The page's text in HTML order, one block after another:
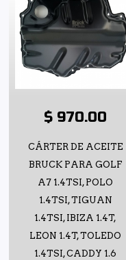
$ 970.00
CÁRTER DE ACEITE
BRUCK PARA GOLF
A7 1.4TSI, POLO
1.4TSI, TIGUAN
1.4TSI, IBIZA 1.4T,
LEON 1.4T, TOLEDO
1.4TSI, CADDY 1.6